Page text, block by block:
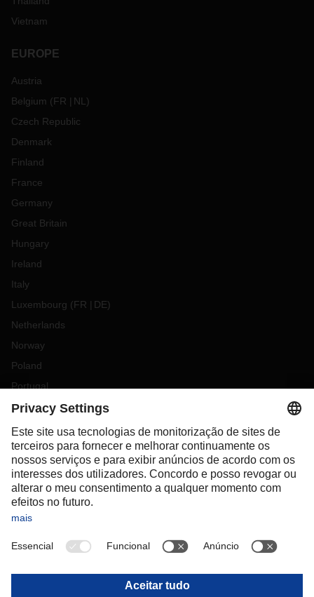
Vietnam
EUROPE
Austria
Belgium (FR NL )
Czech Republic
Denmark
Finland
France
Germany
Great Britain
Hungary
Ireland
Italy
Luxembourg (FR DE)
Netherlands
Norway
Poland
Portugal
Romania
Slovakia
Spain
Sweden
Switzerland(DE FR)
Turkey
OCEANIA